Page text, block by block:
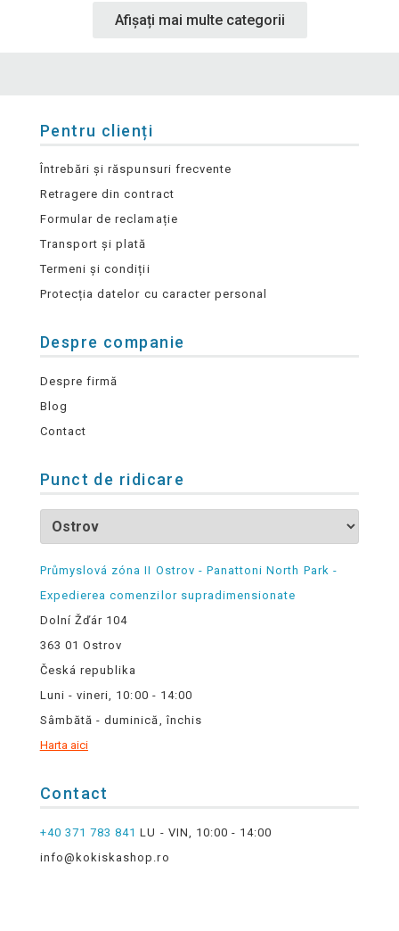
Afișați mai multe categorii
Pentru clienți
Întrebări și răspunsuri frecvente
Retragere din contract
Formular de reclamație
Transport și plată
Termeni și condiții
Protecția datelor cu caracter personal
Despre companie
Despre firmă
Blog
Contact
Punct de ridicare
Průmyslová zóna II Ostrov - Panattoni North Park -
Expedierea comenzilor supradimensionate
Dolní Žďár 104
363 01 Ostrov
Česká republika
Luni - vineri, 10:00 - 14:00
Sâmbătă - duminică, închis
Harta aici
Contact
+40 371 783 841 LU - VIN, 10:00 - 14:00
info@kokiskashop.ro